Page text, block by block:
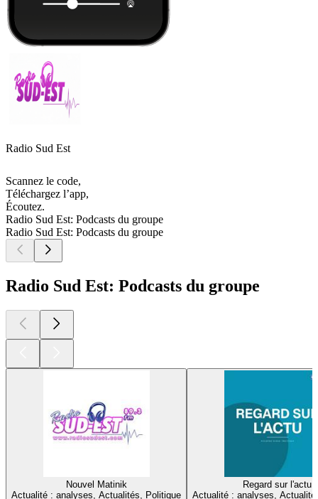
Radio Sud Est
Scannez le code,
Téléchargez l’app,
Écoutez.
Radio Sud Est: Podcasts du groupe
Radio Sud Est: Podcasts du groupe
Radio Sud Est: Podcasts du groupe
Nouvel Matinik
Actualité : analyses, Actualités, Politique
Regard sur l'actu
Actualité : analyses,